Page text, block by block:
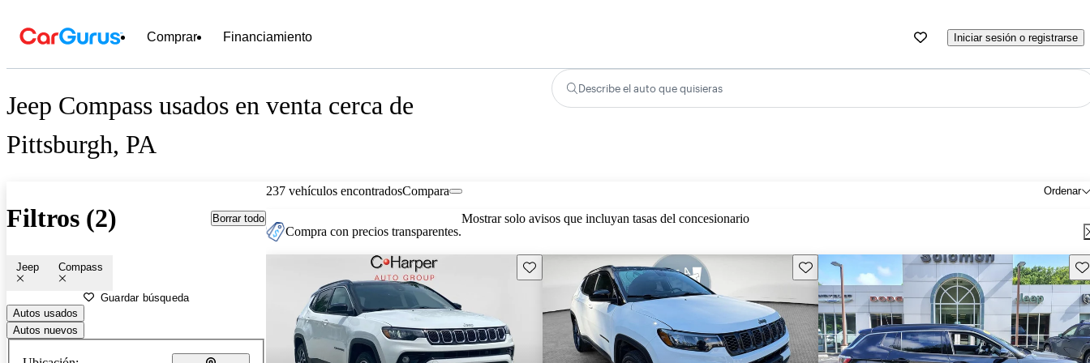
Comprar Financiamiento Iniciar sesión o registrarse
Jeep Compass usados en venta cerca de
Pittsburgh, PA
Describe el auto que quisieras
Filtros (2) Borrar todo
Jeep Compass
Guardar búsqueda
Autos usados
Autos nuevos
237 vehículos encontrados Ordenar
Compara
Compra con precios transparentes.
Mostrar solo avisos que incluyan tasas del concesionario
Guarda este Aviso Guarda este Aviso